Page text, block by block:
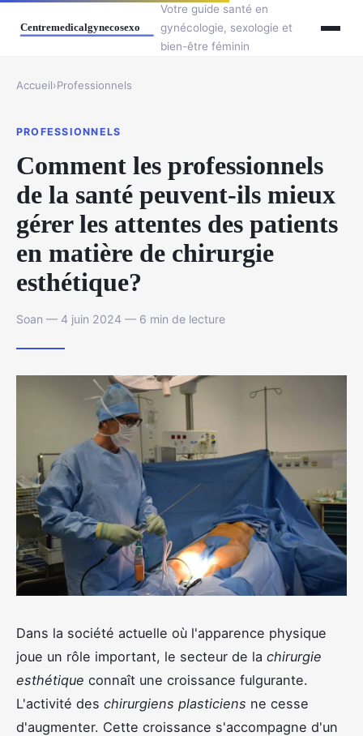
Votre guide santé en
gynécologie, sexologie et
bien-être féminin
Accueil›Professionnels
PROFESSIONNELS
Comment les professionnels
de la santé peuvent-ils mieux
gérer les attentes des patients
en matière de chirurgie
esthétique?
Soan — 4 juin 2024 — 6 min de lecture
Dans la société actuelle où l'apparence physique
joue un rôle important, le secteur de la chirurgie
esthétique connaît une croissance fulgurante.
L'activité des chirurgiens plasticiens ne cesse
d'augmenter. Cette croissance s'accompagne d'un